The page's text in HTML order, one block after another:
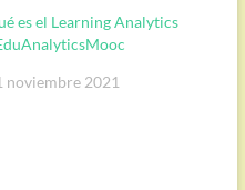
es el Learning Analytics
noviembre 2021